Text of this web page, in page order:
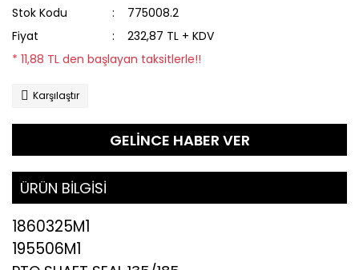
Stok Kodu
775008.2
Fiyat
232,87 TL + KDV
* 11,88 TL den başlayan taksitlerle!!
Karşılaştır
GELİNCE HABER VER
ÜRÜN BİLGİSİ
1860325M1
195506M1